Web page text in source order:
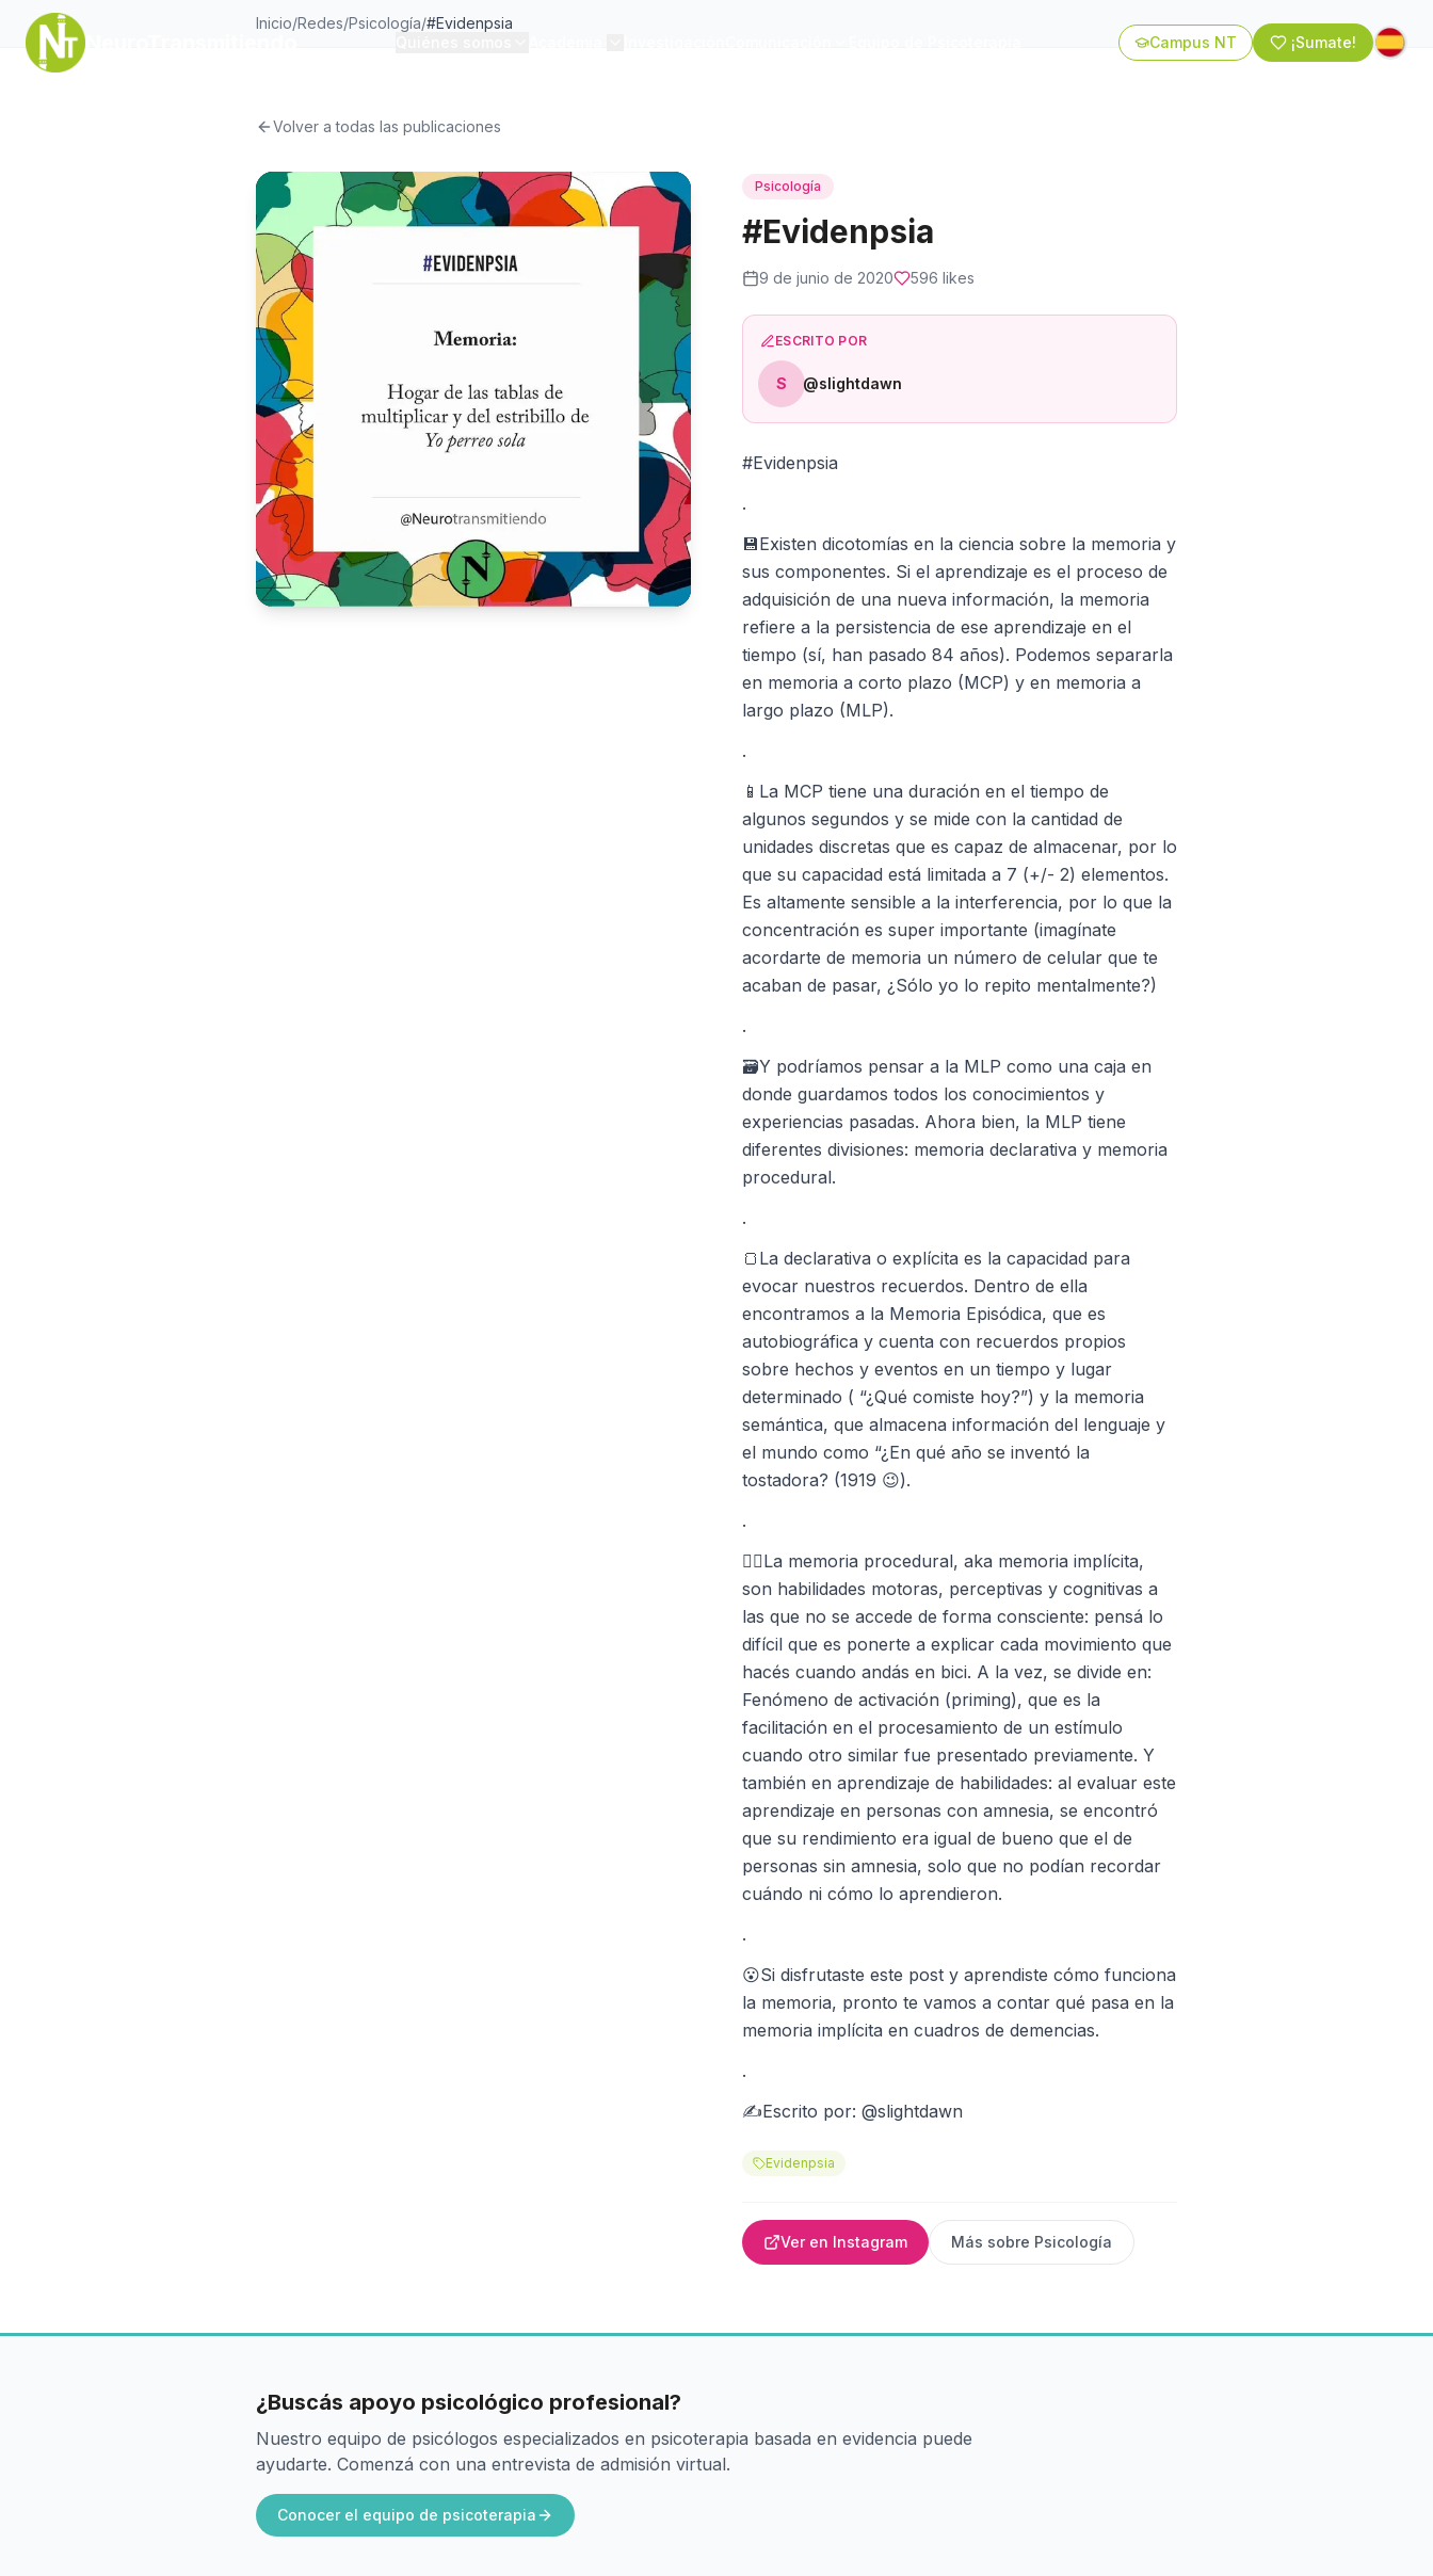
Campus NT ¡Sumate!
Inicio/Redes/Psicología/#Evidenpsia
Volver a todas las publicaciones
Psicología
#Evidenpsia
9 de junio de 2020 596 likes
ESCRITO POR
S @slightdawn
#Evidenpsia
.
💾Existen dicotomías en la ciencia sobre la memoria y
sus componentes. Si el aprendizaje es el proceso de
adquisición de una nueva información, la memoria
refiere a la persistencia de ese aprendizaje en el
tiempo (sí, han pasado 84 años). Podemos separarla
en memoria a corto plazo (MCP) y en memoria a
largo plazo (MLP).
.
📱La MCP tiene una duración en el tiempo de
algunos segundos y se mide con la cantidad de
unidades discretas que es capaz de almacenar, por lo
que su capacidad está limitada a 7 (+/- 2) elementos.
Es altamente sensible a la interferencia, por lo que la
concentración es super importante (imagínate
acordarte de memoria un número de celular que te
acaban de pasar, ¿Sólo yo lo repito mentalmente?)
.
🗃️Y podríamos pensar a la MLP como una caja en
donde guardamos todos los conocimientos y
experiencias pasadas. Ahora bien, la MLP tiene
diferentes divisiones: memoria declarativa y memoria
procedural.
.
🍞La declarativa o explícita es la capacidad para
evocar nuestros recuerdos. Dentro de ella
encontramos a la Memoria Episódica, que es
autobiográfica y cuenta con recuerdos propios
sobre hechos y eventos en un tiempo y lugar
determinado ( “¿Qué comiste hoy?”) y la memoria
semántica, que almacena información del lenguaje y
el mundo como “¿En qué año se inventó la
tostadora? (1919 😉).
.
🚴‍♀️La memoria procedural, aka memoria implícita,
son habilidades motoras, perceptivas y cognitivas a
las que no se accede de forma consciente: pensá lo
difícil que es ponerte a explicar cada movimiento que
hacés cuando andás en bici. A la vez, se divide en:
Fenómeno de activación (priming), que es la
facilitación en el procesamiento de un estímulo
cuando otro similar fue presentado previamente. Y
también en aprendizaje de habilidades: al evaluar este
aprendizaje en personas con amnesia, se encontró
que su rendimiento era igual de bueno que el de
personas sin amnesia, solo que no podían recordar
cuándo ni cómo lo aprendieron.
.
😮Si disfrutaste este post y aprendiste cómo funciona
la memoria, pronto te vamos a contar qué pasa en la
memoria implícita en cuadros de demencias.
.
✍Escrito por: @slightdawn
Evidenpsia
Ver en Instagram Más sobre Psicología
¿Buscás apoyo psicológico profesional?
Nuestro equipo de psicólogos especializados en psicoterapia basada en evidencia puede
ayudarte. Comenzá con una entrevista de admisión virtual.
Conocer el equipo de psicoterapia